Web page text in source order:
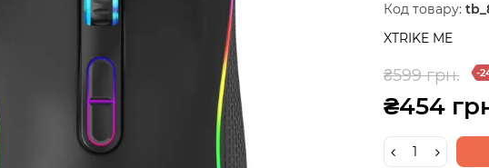
Код товару:
XTRIKE ME
₴599 грн. -
₴454